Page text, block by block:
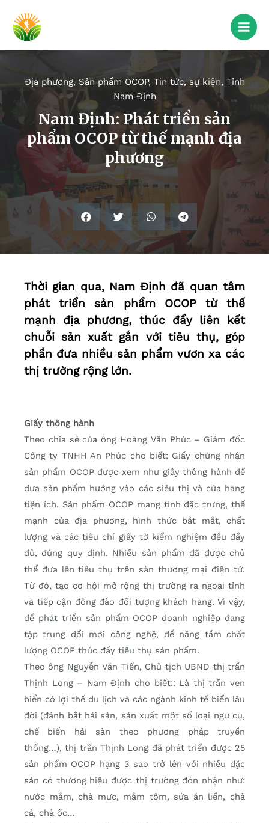
Địa phương, Sản phẩm OCOP, Tin tức, sự kiện, Tỉnh
Nam Định
Nam Định: Phát triển sản
phẩm OCOP từ thế mạnh địa
phương
Thời gian qua, Nam Định đã quan tâm
phát triển sản phẩm OCOP từ thế
mạnh địa phương, thúc đẩy liên kết
chuỗi sản xuất gắn với tiêu thụ, góp
phần đưa nhiều sản phẩm vươn xa các
thị trường rộng lớn.
Giấy thông hành
Theo chia sẻ của ông Hoàng Văn Phúc – Giám đốc
Công ty TNHH An Phúc cho biết: Giấy chứng nhận
sản phẩm OCOP được xem như giấy thông hành để
đưa sản phẩm hướng vào các siêu thị và cửa hàng
tiện ích. Sản phẩm OCOP mang tính đặc trưng, thế
mạnh của địa phương, hình thức bắt mắt, chất
lượng và các tiêu chí giấy tờ kiểm nghiệm đều đầy
đủ, đúng quy định. Nhiều sản phẩm đã được chủ
thể đưa lên tiêu thụ trên sàn thương mại điện tử.
Từ đó, tạo cơ hội mở rộng thị trường ra ngoại tỉnh
và tiếp cận đông đảo đối tượng khách hàng. Vì vậy,
để phát triển sản phẩm OCOP doanh nghiệp đang
tập trung đổi mới công nghệ, để nâng tầm chất
lượng OCOP thúc đẩy tiêu thụ sản phẩm.
Theo ông Nguyễn Văn Tiến, Chủ tịch UBND thị trấn
Thịnh Long – Nam Định cho biết:: Là thị trấn ven
biển có lợi thế du lịch và các ngành kinh tế biển lâu
đời (đánh bắt hải sản, sản xuất một số loại ngư cụ,
chế biến hải sản theo phương pháp truyền
thống…), thị trấn Thịnh Long đã phát triển được 25
sản phẩm OCOP hạng 3 sao trở lên với nhiều đặc
sản có thương hiệu được thị trường đón nhận như:
nước mắm, chả mực, mắm tôm, sứa ăn liền, chả
cá, chả ốc…